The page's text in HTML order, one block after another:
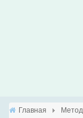
Главная